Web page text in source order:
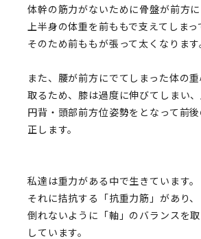
体幹の筋力がないために骨盤が前方に
上半身の体重を前ももで支えてしまっ
そのため前ももが張って太くなります
また、腰が前方にでてしまった体の
取るため、膝は過度に伸びてしまい
円背・頭部前方位姿勢をとなって前
正します。
私達は重力がある中で生きています。
それに拮抗する「抗重力筋」があり、
倒れないように「軸」のバランスを
しています。